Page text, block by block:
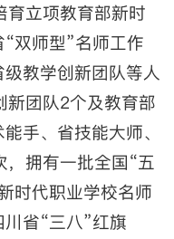
育立项教育部新时
双师型”名师工作
教学创新团队等人
新团队2个及教育部
手、省技能大师、
拥有一批全国“五
时代职业学校名师
川省“三八”红旗